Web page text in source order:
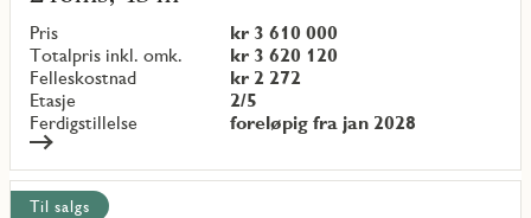
Pris
kr 3 610 000
Totalpris inkl. omk.
kr 3 620 120
Felleskostnad
kr 2 272
Etasje
2/5
Ferdigstillelse
foreløpig fra jan 2028
om
objekt
{objectNumber}
Til salgs